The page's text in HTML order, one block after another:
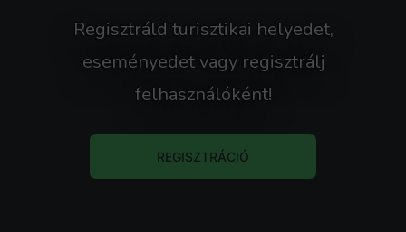
Regisztráld turisztikai helyedet,
eseményedet vagy regisztrálj
felhasználóként!
REGISZTRÁCIÓ